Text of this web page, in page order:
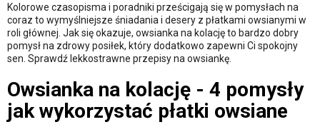
Kolorowe czasopisma i poradniki prześcigają się w pomysłach na
coraz to wymyślniejsze śniadania i desery z płatkami owsianymi w
roli głównej. Jak się okazuje, owsianka na kolację to bardzo dobry
pomysł na zdrowy posiłek, który dodatkowo zapewni Ci spokojny
sen. Sprawdź lekkostrawne przepisy na owsiankę.
Owsianka na kolację - 4 pomysły
jak wykorzystać płatki owsiane